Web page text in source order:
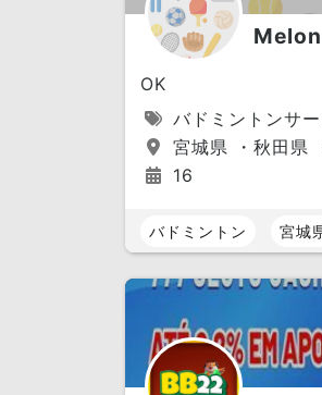
OK
バドミントンサ
宮城県 ・秋田
16
バドミントン 宮城